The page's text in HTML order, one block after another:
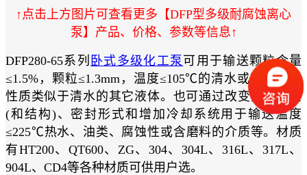
↑点击上方图片可查看更多【DFP型多级耐腐蚀离心
泵】产品、价格、参数等信息↑
DFP280-65系列 卧式多级化工泵 可用于输送颗粒含量
≤1.5%，颗粒≤1.3mm，温度≤105℃的清水或物理化学
性质类似于清水的其它液体。也可通过改变泵的材质
(和结构)、密封形式和增加冷却系统用于输送温度
≤225℃热水、油类、腐蚀性或含磨料的介质等。材质
有HT200、QT600、ZG、304、304L、316L、317L、
904L、CD4等各种材质可供用户选。